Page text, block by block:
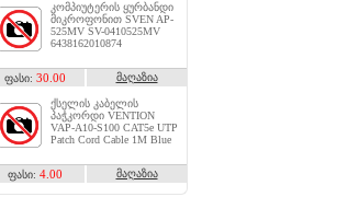
კომპიუტერის ყურბანდი
მიკროფონით SVEN AP-
525MV SV-0410525MV
6438162010874
ფასი: 30.00 მაღაზია
ქსელის კაბელის
პაჭკორდი VENTION
VAP-A10-S100 CAT5e UTP
Patch Cord Cable 1M Blue
ფასი: 4.00 მაღაზია